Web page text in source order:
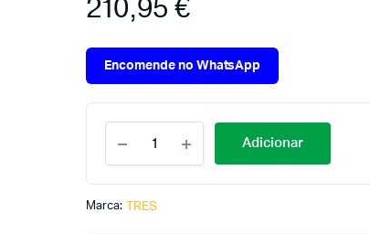
210,95€
Encomende no WhatsApp
Adicionar
Marca: TRES